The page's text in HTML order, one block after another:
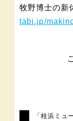
牧野博士の新
tabi.jp/
「桂浜ミュ